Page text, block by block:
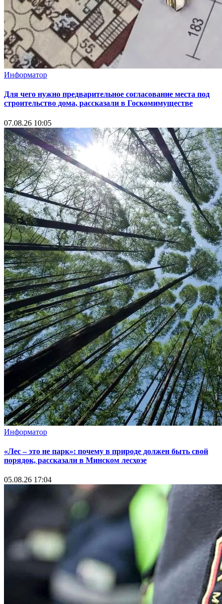
Информатор
Для чего нужно предварительное согласование места под
строительство дома, рассказали в Госкомимуществе
07.08.26 10:05
Информатор
«Лес – это не парк»: почему в природе должен быть свой
порядок, рассказали в Минском лесхозе
05.08.26 17:04